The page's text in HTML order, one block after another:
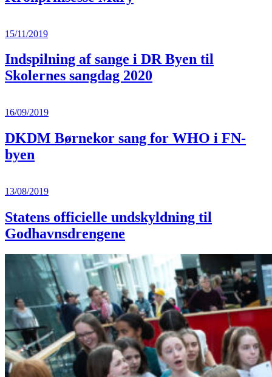
15/11/2019
Indspilning af sange i DR Byen til
Skolernes sangdag 2020
16/09/2019
DKDM Børnekor sang for WHO i FN-
byen
13/08/2019
Statens officielle undskyldning til
Godhavnsdrengene